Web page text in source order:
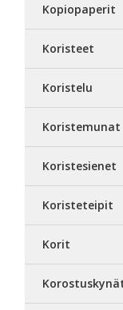
Kopiopaperit
Koristeet
Koristelu
Koristemunat
Koristesienet
Koristeteipit
Korit